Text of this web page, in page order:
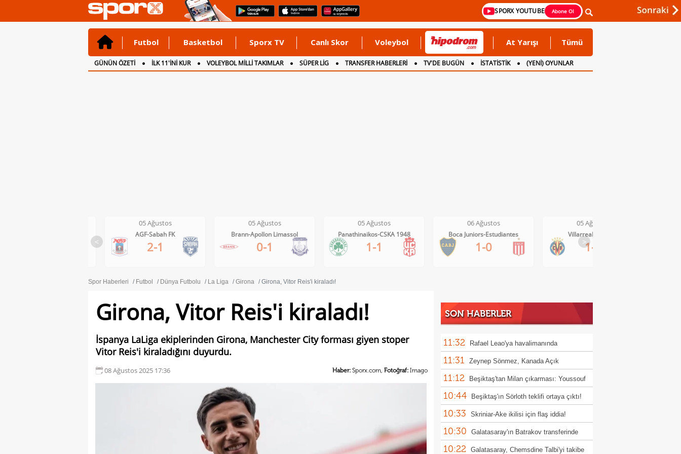
SPORX YOUTUBE Abone Ol
Futbol Basketbol Sporx TV Canlı Skor Voleybol At Yarışı Tümü
GÜNÜN ÖZETİ İLK 11'İNİ KUR VOLEYBOL MİLLİ TAKIMLAR SÜPER LİG TRANSFER HABERLERİ TV'DE BUGÜN İSTATİSTİK
(YENİ) OYUNLAR
CANLI ANLATIM
İNGİLTERE
<
05 Ağustos
Brann-Apollon Limassol
0-1
05 Ağustos
Panathinaikos-CSKA 1948
1-1
06 Ağustos
Boca Juniors-Estudiantes
1-0
05 Ağustos
Villarreal-Levante
1-0
05 Ağustos
AC Milan-Inter
1-1
>
Spor Haberleri Futbol Dünya Futbolu La Liga Girona Girona, Vitor Reis'i kiraladı!
Girona, Vitor Reis'i kiraladı!
İspanya LaLiga ekiplerinden Girona, Manchester City forması giyen stoper
Vitor Reis'i kiraladığını duyurdu.
08 Ağustos 2025 17:36 Haber: Sporx.com, Fotoğraf: Imago
SON HABERLER
11:32 Rafael Leao'ya havalimanında
Galatasaray forması sürprizi
11:31 Zeynep Sönmez, Kanada Açık
Turnuvası'na veda etti
11:12 Beşiktaş'tan Milan çıkarması: Youssouf
Fofana
10:44 Beşiktaş'ın Sörloth teklifi ortaya çıktı!
10:33 Skriniar-Ake ikilisi için flaş iddia!
10:30 Galatasaray'ın Batrakov transferinde
menajerlik krizi!
10:22 Galatasaray, Chemsdine Talbi'yi takibe